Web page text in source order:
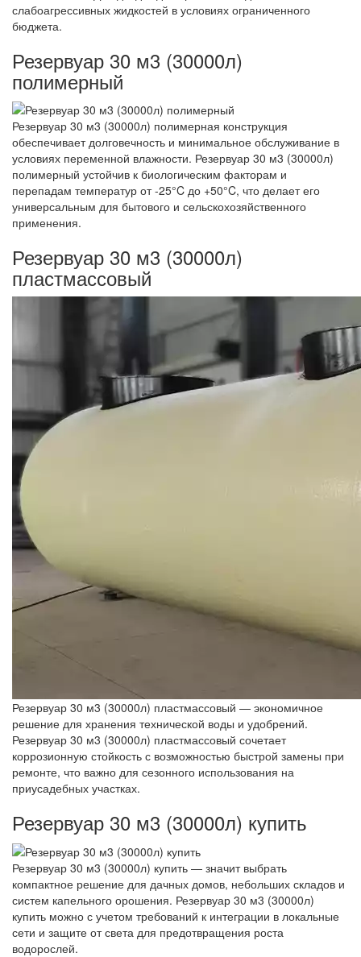
слабоагрессивных жидкостей в условиях ограниченного
бюджета.
Резервуар 30 м3 (30000л)
полимерный
Резервуар 30 м3 (30000л) полимерная конструкция
обеспечивает долговечность и минимальное обслуживание в
условиях переменной влажности. Резервуар 30 м3 (30000л)
полимерный устойчив к биологическим факторам и
перепадам температур от -25°C до +50°C, что делает его
универсальным для бытового и сельскохозяйственного
применения.
Резервуар 30 м3 (30000л)
пластмассовый
Резервуар 30 м3 (30000л) пластмассовый — экономичное
решение для хранения технической воды и удобрений.
Резервуар 30 м3 (30000л) пластмассовый сочетает
коррозионную стойкость с возможностью быстрой замены при
ремонте, что важно для сезонного использования на
приусадебных участках.
Резервуар 30 м3 (30000л) купить
Резервуар 30 м3 (30000л) купить — значит выбрать
компактное решение для дачных домов, небольших складов и
систем капельного орошения. Резервуар 30 м3 (30000л)
купить можно с учетом требований к интеграции в локальные
сети и защите от света для предотвращения роста
водорослей.